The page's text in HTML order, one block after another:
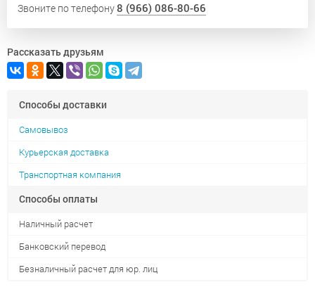
Звоните по телефону8 (966) 086-80-66
Рассказать друзьям
Способы доставки
Самовывоз
Курьерская доставка
Транспортная компания
Способы оплаты
Наличный расчет
Банковский перевод
Безналичный расчет для юр. лиц